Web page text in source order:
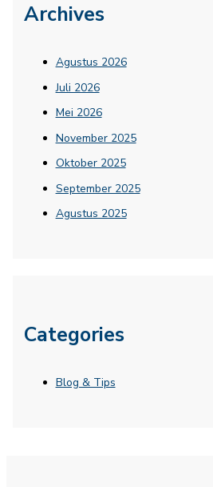
Archives
Agustus 2026
Juli 2026
Mei 2026
November 2025
Oktober 2025
September 2025
Agustus 2025
Categories
Blog & Tips